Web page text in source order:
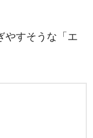
やすそうな「エ